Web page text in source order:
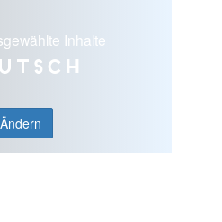
Inhalte
Ändern